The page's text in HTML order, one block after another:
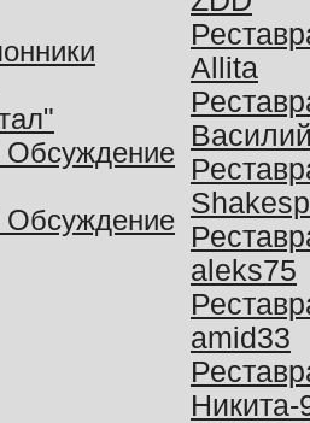
Allita
aleks75
amid33
Никита-